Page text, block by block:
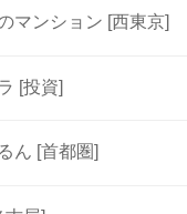
マンション [西東京]
[投資]
ん [首都圏]